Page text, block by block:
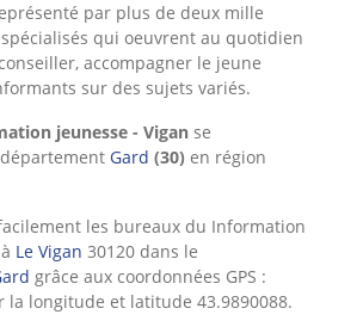
par plus de deux mille
qui oeuvrent au quotidien
accompagner le jeune
sur des sujets variés.
jeunesse - Vigan se
Gard (30) en région
les bureaux du Information
Le Vigan 30120 dans le
grâce aux coordonnées GPS :
la longitude et latitude 43.9890088.